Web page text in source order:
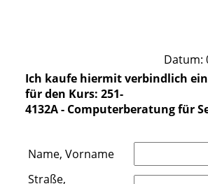
Datum:
Ich kaufe hiermit verbindlich
für den Kurs: 251-
4132A - Computerberatung für
Name, Vorname
Straße,